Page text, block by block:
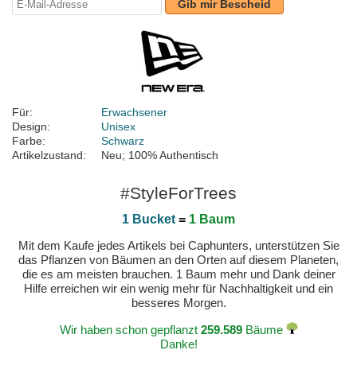
Gib mir Bescheid
Für:
Erwachsener
Design:
Unisex
Farbe:
Schwarz
Artikelzustand:
Neu; 100% Authentisch
#StyleForTrees
1 Bucket = 1 Baum
Mit dem Kaufe jedes Artikels bei Caphunters, unterstützen Sie
das Pflanzen von Bäumen an den Orten auf diesem Planeten,
die es am meisten brauchen. 1 Baum mehr und Dank deiner
Hilfe erreichen wir ein wenig mehr für Nachhaltigkeit und ein
besseres Morgen.
Wir haben schon gepflanzt 259.589Bäume
Danke!